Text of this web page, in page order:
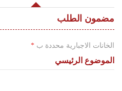
Français
مضمون الطلب
الخانات الاجبارية محددة ب *
الموضوع الرئيسي